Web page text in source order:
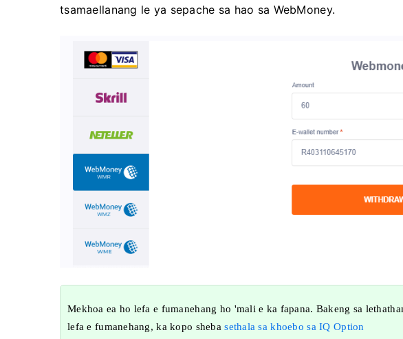
tsamaellanang le ya sepache sa hao sa WebMoney.
Mekhoa ea ho lefa e fumanehang ho 'mali e ka fapana. Bakeng sa
lefa e fumanehang, ka kopo shebasethala sa khoebo sa IQ Option